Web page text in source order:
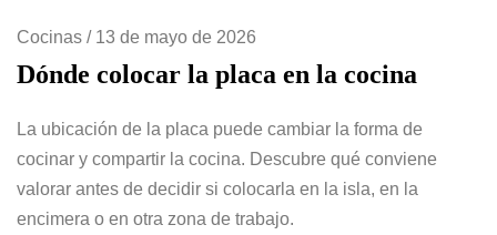
Cocinas / 13 de mayo de 2026
Dónde colocar la placa en la cocina
La ubicación de la placa puede cambiar la forma de
cocinar y compartir la cocina. Descubre qué conviene
valorar antes de decidir si colocarla en la isla, en la
encimera o en otra zona de trabajo.